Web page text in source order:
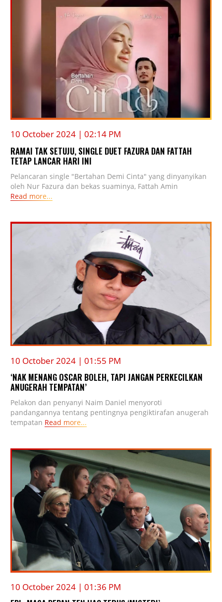
10 October 2024 | 02:14 PM
RAMAI TAK SETUJU, SINGLE DUET FAZURA DAN FATTAH
TETAP LANCAR HARI INI
Pelancaran single "Bertahan Demi Cinta" yang dinyanyikan
oleh Nur Fazura dan bekas suaminya, Fattah Amin
Read more...
10 October 2024 | 01:55 PM
‘NAK MENANG OSCAR BOLEH, TAPI JANGAN PERKECILKAN
ANUGERAH TEMPATAN’
Pelakon dan penyanyi Naim Daniel menyoroti
pandangannya tentang pentingnya pengiktirafan anugerah
tempatan Read more...
10 October 2024 | 01:36 PM